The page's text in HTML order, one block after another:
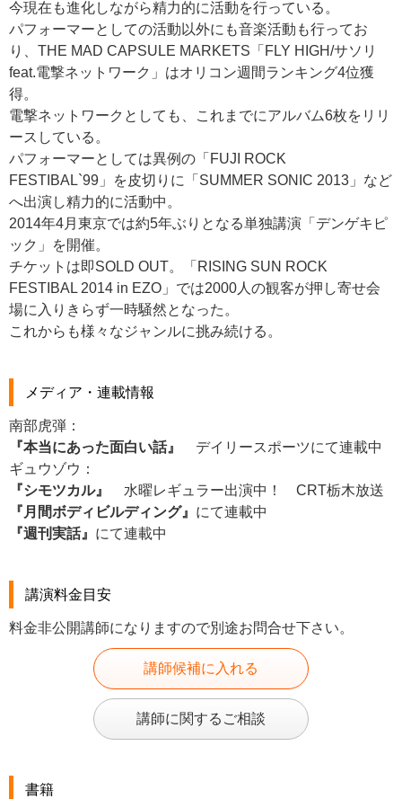
今現在も進化しながら精力的に活動を行っている。
パフォーマーとしての活動以外にも音楽活動も行ってお
り、THE MAD CAPSULE MARKETS「FLY HIGH/サソリ
feat.電撃ネットワーク」はオリコン週間ランキング4位獲
得。
電撃ネットワークとしても、これまでにアルバム6枚をリリ
ースしている。
パフォーマーとしては異例の「FUJI ROCK
FESTIBAL`99」を皮切りに「SUMMER SONIC 2013」など
へ出演し精力的に活動中。
2014年4月東京では約5年ぶりとなる単独講演「デンゲキピ
ック」を開催。
チケットは即SOLD OUT。「RISING SUN ROCK
FESTIBAL 2014 in EZO」では2000人の観客が押し寄せ会
場に入りきらず一時騒然となった。
これからも様々なジャンルに挑み続ける。
メディア・連載情報
南部虎弾：
『本当にあった面白い話』
デイリースポーツにて連載中
ギュウゾウ：
『シモツカル』
水曜レギュラー出演中！ CRT栃木放送
『月間ボディビルディング』 にて連載中
『週刊実話』 にて連載中
講演料金目安
料金非公開講師になりますので別途お問合せ下さい。
講師候補に入れる
講師に関するご相談
書籍